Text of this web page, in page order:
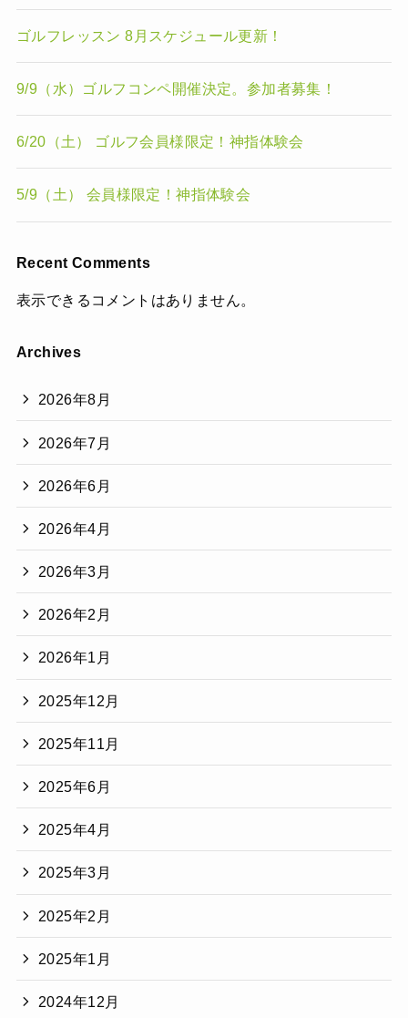
ゴルフレッスン 8月スケジュール更新！
9/9（水）ゴルフコンペ開催決定。参加者募集！
6/20（土） ゴルフ会員様限定！神指体験会
5/9（土） 会員様限定！神指体験会
Recent Comments
表示できるコメントはありません。
Archives
2026年8月
2026年7月
2026年6月
2026年4月
2026年3月
2026年2月
2026年1月
2025年12月
2025年11月
2025年6月
2025年4月
2025年3月
2025年2月
2025年1月
2024年12月